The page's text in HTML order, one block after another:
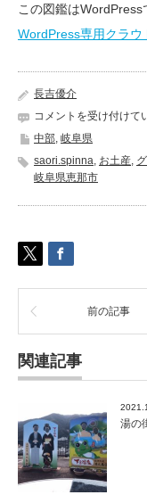
この図鑑はWordPress
WordPress専用クラウ
長吉優介
恵
那
サ
ー
リ
ア
《岐
阜
県
恵
は
コメントを受け付けて
中部 岐阜県
saori.spinna お土産
岐阜県恵那市
前の記事
関連記事
湯の